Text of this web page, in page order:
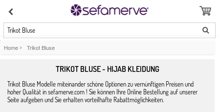
Trikot Bluse
Home > Trikot Bluse
TRIKOT BLUSE - HIJAB KLEIDUNG
Trikot Bluse Modelle miteinander schöne Optionen zu vernünftigen Preisen und
hoher Qualität in sefamerve.com ! Sie können Ihre Online Bestellung auf unserer
Seite aufgeben und Sie erhalten vorteilhafte Rabattmöglichkeiten.